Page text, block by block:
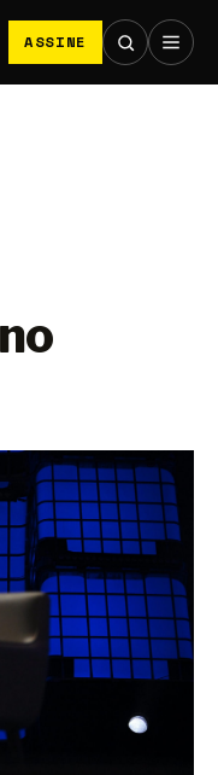
ASSINE